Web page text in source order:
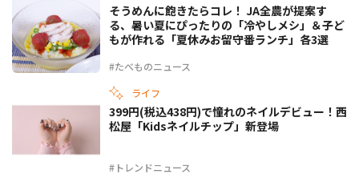
#たべものニュース
そうめんに飽きたらコレ！ JA全農が提案す
る、暑い夏にぴったりの「冷やしメシ」＆子ど
もが作れる「夏休みお留守番ランチ」各3選
ライフ
#トレンドニュース
399円(税込438円)で憧れのネイルデビュー！西
松屋「Kidsネイルチップ」新登場